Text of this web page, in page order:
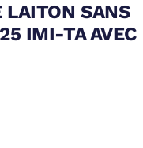
LAITON SANS
IMI-TA AVEC